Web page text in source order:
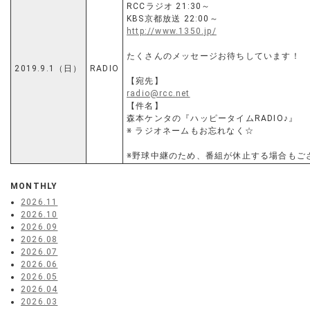
2019.9.1（日） RADIO
RCCラジオ 21:30～
KBS京都放送 22:00～
http://www.1350.jp/
たくさんのメッセージお待ちしています！
【宛先】
radio@rcc.net
【件名】
森本ケンタの『ハッピータイムRADIO♪』
※ ラジオネームもお忘れなく☆
※野球中継のため、番組が休止する場合もご
MONTHLY
2026.11
2026.10
2026.09
2026.08
2026.07
2026.06
2026.05
2026.04
2026.03